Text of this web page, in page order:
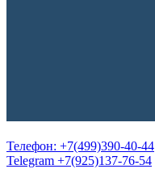
Телефон: +7(499)390-40-44
Telegram +7(925)137-76-54